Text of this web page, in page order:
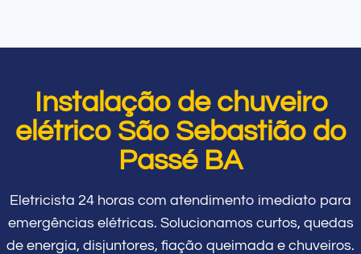
Instalação de chuveiro
elétrico São Sebastião do
Passé BA
Eletricista 24 horas com atendimento imediato para
emergências elétricas. Solucionamos curtos, quedas
de energia, disjuntores, fiação queimada e chuveiros.